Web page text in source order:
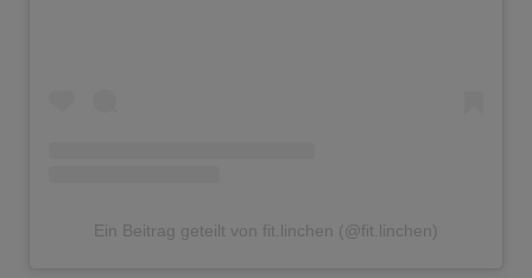
Ein Beitrag geteilt von fit.linchen (@fit.linchen)